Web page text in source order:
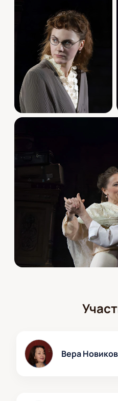
Форостенко, Вера
Риваль, Рубен Симонов,
Мария Шастина, Ян
Колясников, Владислав
Вера